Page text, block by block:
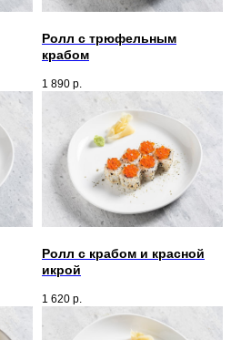
Ролл с трюфельным
крабом
1 890 р.
Ролл с крабом и красной
икрой
1 620 р.